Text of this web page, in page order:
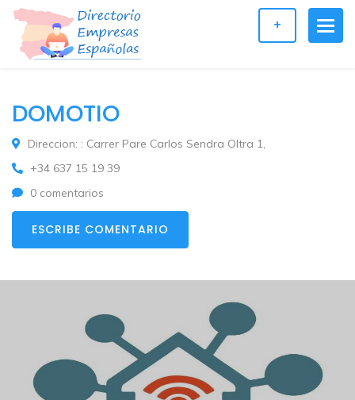
+
DOMOTIO
Direccion: : Carrer Pare Carlos Sendra Oltra 1,
+34 637 15 19 39
0 comentarios
ESCRIBE COMENTARIO